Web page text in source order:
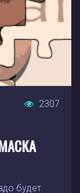
2307
будет